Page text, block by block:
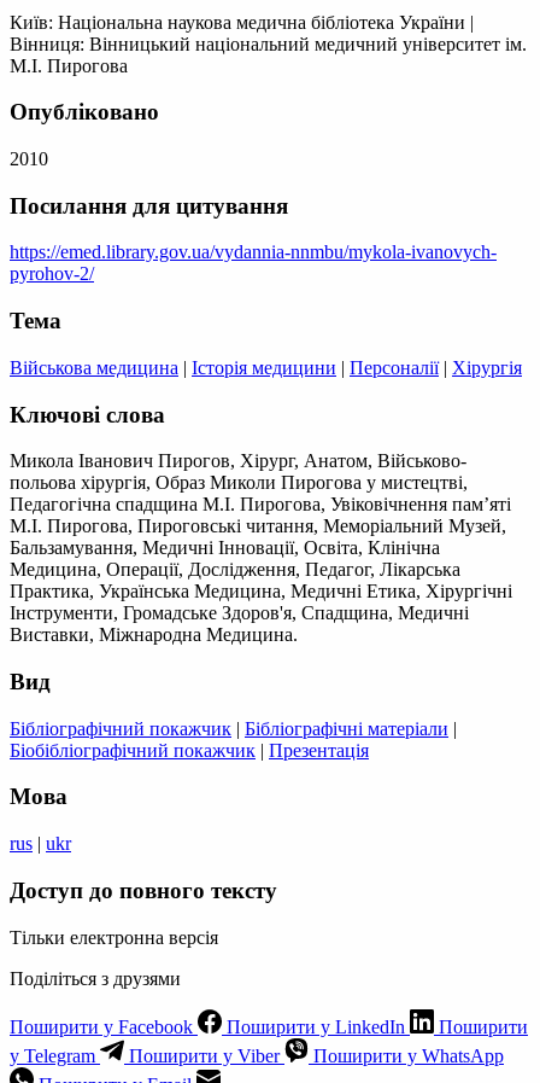
Київ: Національна наукова медична бібліотека України |
Вінниця: Вінницький національний медичний університет ім.
М.І. Пирогова
Опубліковано
2010
Посилання для цитування
https://emed.library.gov.ua/vydannia-nnmbu/mykola-ivanovych-
pyrohov-2/
Тема
Військова медицина | Історія медицини | Персоналії| Хірургія
Ключові слова
Микола Іванович Пирогов, Хірург, Анатом, Військово-
польова хірургія, Образ Миколи Пирогова у мистецтві,
Педагогічна спадщина М.І. Пирогова, Увіковічнення пам’яті
М.І. Пирогова, Пироговські читання, Меморіальний Музей,
Бальзамування, Медичні Інновації, Освіта, Клінічна
Медицина, Операції, Дослідження, Педагог, Лікарська
Практика, Українська Медицина, Медичні Етика, Хірургічні
Інструменти, Громадське Здоров'я, Спадщина, Медичні
Виставки, Міжнародна Медицина.
Вид
Бібліографічний покажчик | Бібліографічні матеріали |
Біобібліографічний покажчик | Презентація
Мова
rus | ukr
Доступ до повного тексту
Тільки електронна версія
Поділіться з друзями
Поширити у Facebook Поширити у LinkedIn
Поширити
у Telegram
Поширити у Viber
Поширити у WhatsApp